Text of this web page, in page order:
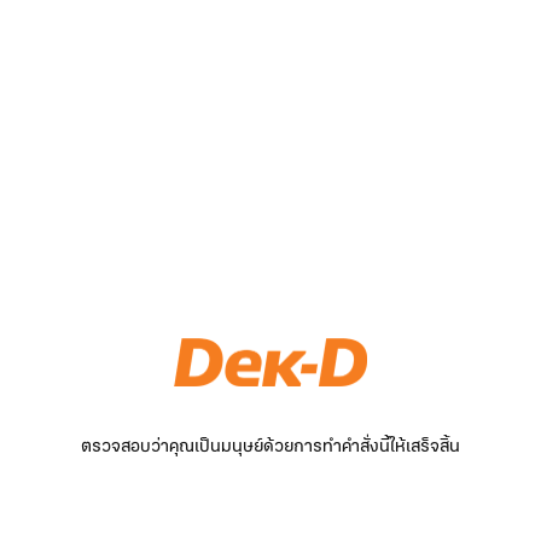
ตรวจสอบว่าคุณเป็นมนุษย์ด้วยการทำคำสั่งนี้ให้เสร็จสิ้น